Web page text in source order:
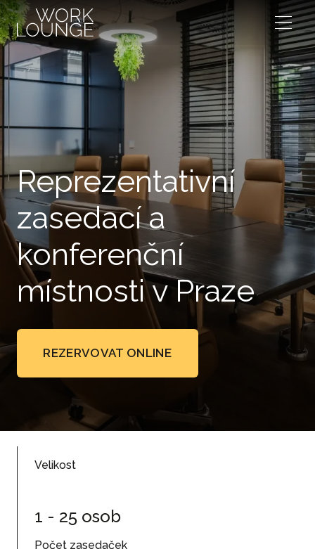
Menu
Reprezentativní
zasedací a
konferenční
místnosti v Praze
REZERVOVAT ONLINE
Velikost
1 - 25 osob
Počet zasedaček